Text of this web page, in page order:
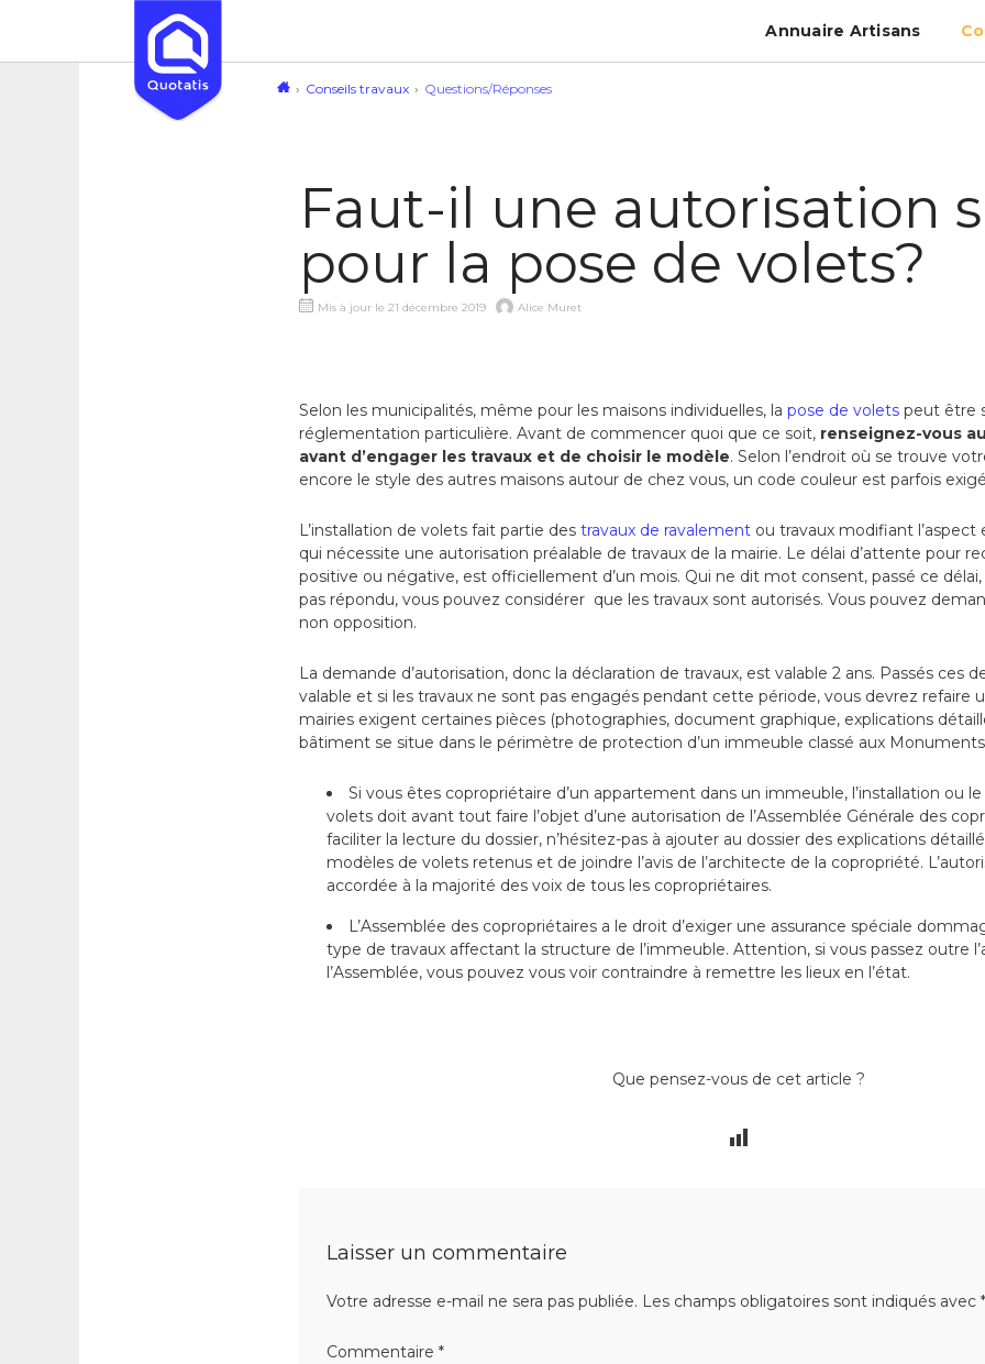
Annuaire Artisans
Conseils travaux Questions/Réponses
Faut-il une autorisation
pour la pose de volets?
Mis à jour le 21 décembre 2019 Alice Muret
Selon les municipalités, même pour les maisons individuelles, la pose de volets peut être
réglementation particulière. Avant de commencer quoi que ce soit, renseignez-vous
avant d’engager les travaux et de choisir le modèle. Selon l’endroit où se trouve
encore le style des autres maisons autour de chez vous, un code couleur est parfois
L’installation de volets fait partie des travaux de ravalement ou travaux modifiant
qui nécessite une autorisation préalable de travaux de la mairie. Le délai d’attente pour
positive ou négative, est officiellement d’un mois. Qui ne dit mot consent, passé ce délai,
pas répondu, vous pouvez considérer que les travaux sont autorisés. Vous pouvez
non opposition.
La demande d’autorisation, donc la déclaration de travaux, est valable 2 ans. Passés ces
valable et si les travaux ne sont pas engagés pendant cette période, vous devrez refaire
mairies exigent certaines pièces (photographies, document graphique, explications
bâtiment se situe dans le périmètre de protection d’un immeuble classé aux
Si vous êtes copropriétaire d’un appartement dans un immeuble, l’installation ou
volets doit avant tout faire l’objet d’une autorisation de l’Assemblée Générale des
faciliter la lecture du dossier, n’hésitez-pas à ajouter au dossier des explications
modèles de volets retenus et de joindre l’avis de l’architecte de la copropriété.
accordée à la majorité des voix de tous les copropriétaires.
L’Assemblée des copropriétaires a le droit d’exiger une assurance spéciale
type de travaux affectant la structure de l’immeuble. Attention, si vous passez outre
l’Assemblée, vous pouvez vous voir contraindre à remettre les lieux en l’état.
Que pensez-vous de cet article ?
Laisser un commentaire
Votre adresse e-mail ne sera pas publiée. Les champs obligatoires sont indiqués avec *
Commentaire *